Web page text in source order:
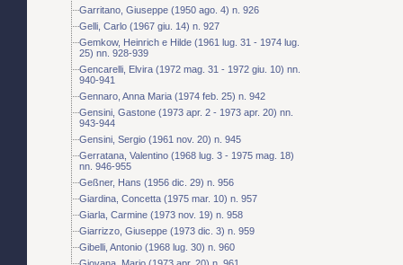
Garritano, Giuseppe (1950 ago. 4) n. 926
Gelli, Carlo (1967 giu. 14) n. 927
Gemkow, Heinrich e Hilde (1961 lug. 31 - 1974 lug.
25) nn. 928-939
Gencarelli, Elvira (1972 mag. 31 - 1972 giu. 10) nn.
940-941
Gennaro, Anna Maria (1974 feb. 25) n. 942
Gensini, Gastone (1973 apr. 2 - 1973 apr. 20) nn.
943-944
Gensini, Sergio (1961 nov. 20) n. 945
Gerratana, Valentino (1968 lug. 3 - 1975 mag. 18)
nn. 946-955
Geßner, Hans (1956 dic. 29) n. 956
Giardina, Concetta (1975 mar. 10) n. 957
Giarla, Carmine (1973 nov. 19) n. 958
Giarrizzo, Giuseppe (1973 dic. 3) n. 959
Gibelli, Antonio (1968 lug. 30) n. 960
Giovana, Mario (1973 apr. 20) n. 961